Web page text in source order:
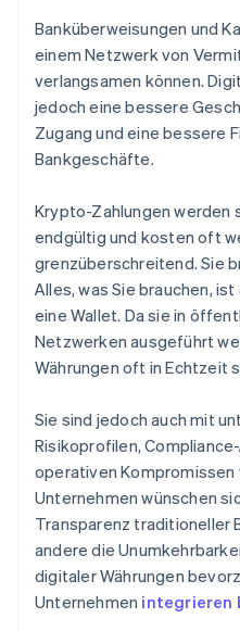
Banküberweisungen und
einem Netzwerk von
verlangsamen können.
jedoch eine bessere
Zugang und eine bessere
Bankgeschäfte.
Krypto-Zahlungen werden
endgültig und kosten oft
grenzüberschreitend. Sie
Alles, was Sie brauchen,
eine Wallet. Da sie in
Netzwerken ausgeführt
Währungen oft in Echtzeit
Sie sind jedoch auch mit
Risikoprofilen,
operativen Kompromissen
Unternehmen wünschen
Transparenz traditioneller
andere die
digitaler Währungen
Unternehmen integrieren